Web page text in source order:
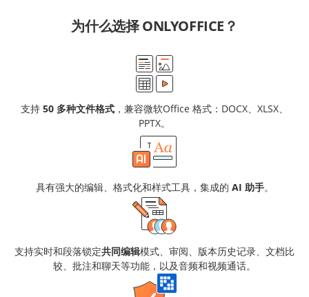
为什么选择 ONLYOFFICE？
支持 50 多种文件格式 ，兼容微软Office 格式：DOCX、XLSX、
PPTX。
具有强大的编辑、格式化和样式工具，集成的 AI 助手。
支持实时和段落锁定共同编辑模式、审阅、版本历史记录、文档比
较、批注和聊天等功能，以及音频和视频通话。